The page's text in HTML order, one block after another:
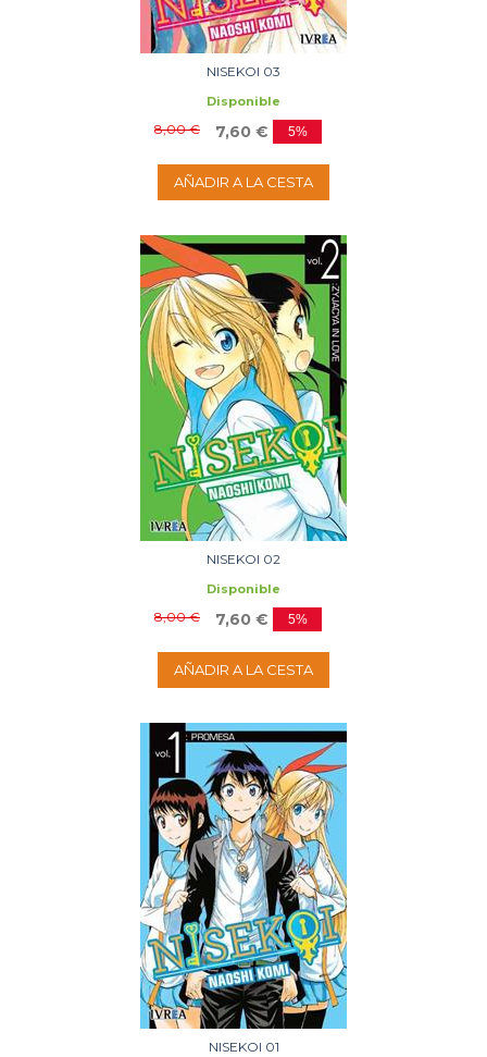
NISEKOI 03
Disponible
8,00 € 7,60 € 5%
AÑADIR A LA CESTA
NISEKOI 02
Disponible
8,00 € 7,60 € 5%
AÑADIR A LA CESTA
NISEKOI 01